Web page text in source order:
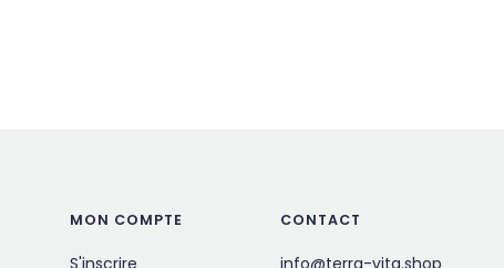
MON COMPTE
S'inscrire
CONTACT
info@terra-vita.shop